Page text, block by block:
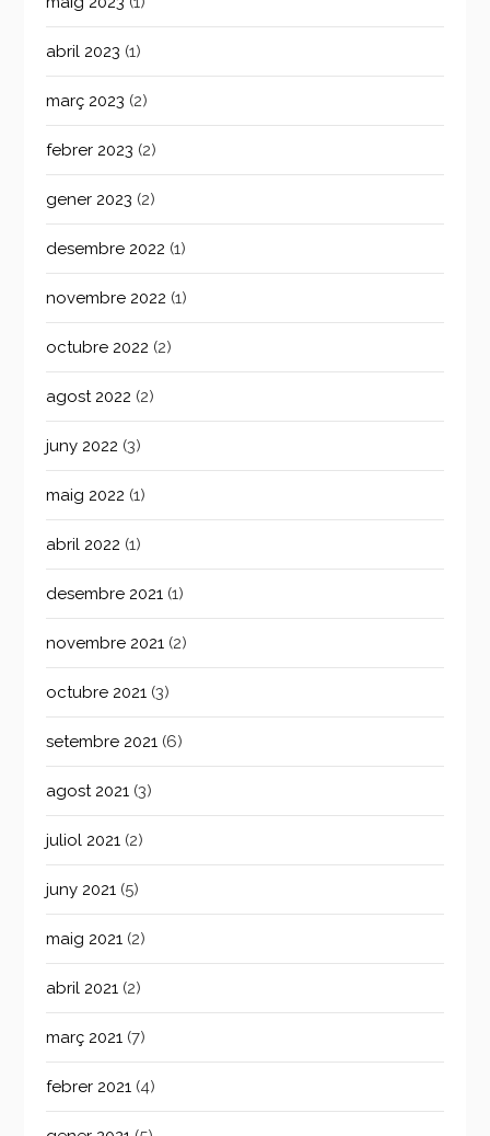
abril 2023 (1)
març 2023 (2)
febrer 2023 (2)
gener 2023 (2)
desembre 2022 (1)
novembre 2022 (1)
octubre 2022 (2)
agost 2022 (2)
juny 2022 (3)
maig 2022 (1)
abril 2022 (1)
desembre 2021 (1)
novembre 2021 (2)
octubre 2021 (3)
setembre 2021 (6)
agost 2021 (3)
juliol 2021 (2)
juny 2021 (5)
maig 2021 (2)
abril 2021 (2)
març 2021 (7)
febrer 2021 (4)